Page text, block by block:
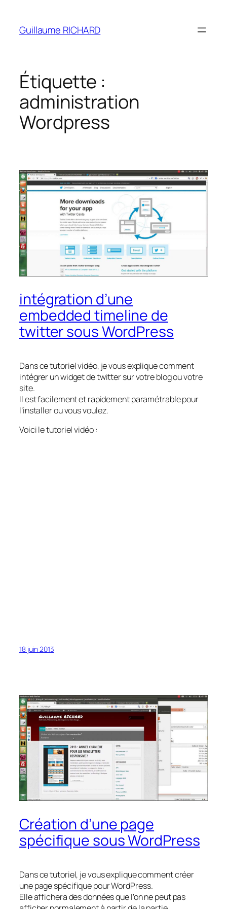
contenu
Guillaume RICHARD
Étiquette :
administration
Wordpress
intégration d’une
embedded timeline de
twitter sous WordPress
Dans ce tutoriel vidéo, je vous explique comment
intégrer un widget de twitter sur votre blog ou votre
site.
Il est facilement et rapidement paramétrable pour
l’installer ou vous voulez.
Voici le tutoriel vidéo :
18 juin 2013
Création d’une page
spécifique sous WordPress
Dans ce tutoriel, je vous explique comment créer
une page spécifique pour WordPress.
Elle affichera des données que l’on ne peut pas